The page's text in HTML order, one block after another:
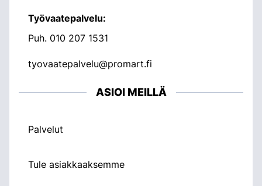
Työvaatepalvelu:
Puh. 010 207 1531
tyovaatepalvelu@promart.fi
ASIOI MEILLÄ
Palvelut
Tule asiakkaaksemme